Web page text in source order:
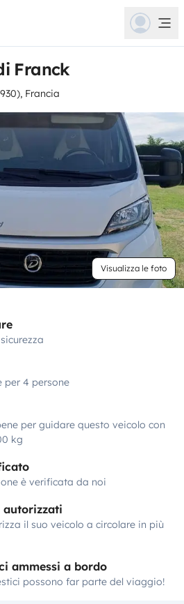
Franck
Francia
Visualizza le foto
per 4 persone
per guidare questo veicolo con
kg
è verificata da noi
il suo veicolo a circolare in più
ammessi a bordo
possono far parte del viaggio!